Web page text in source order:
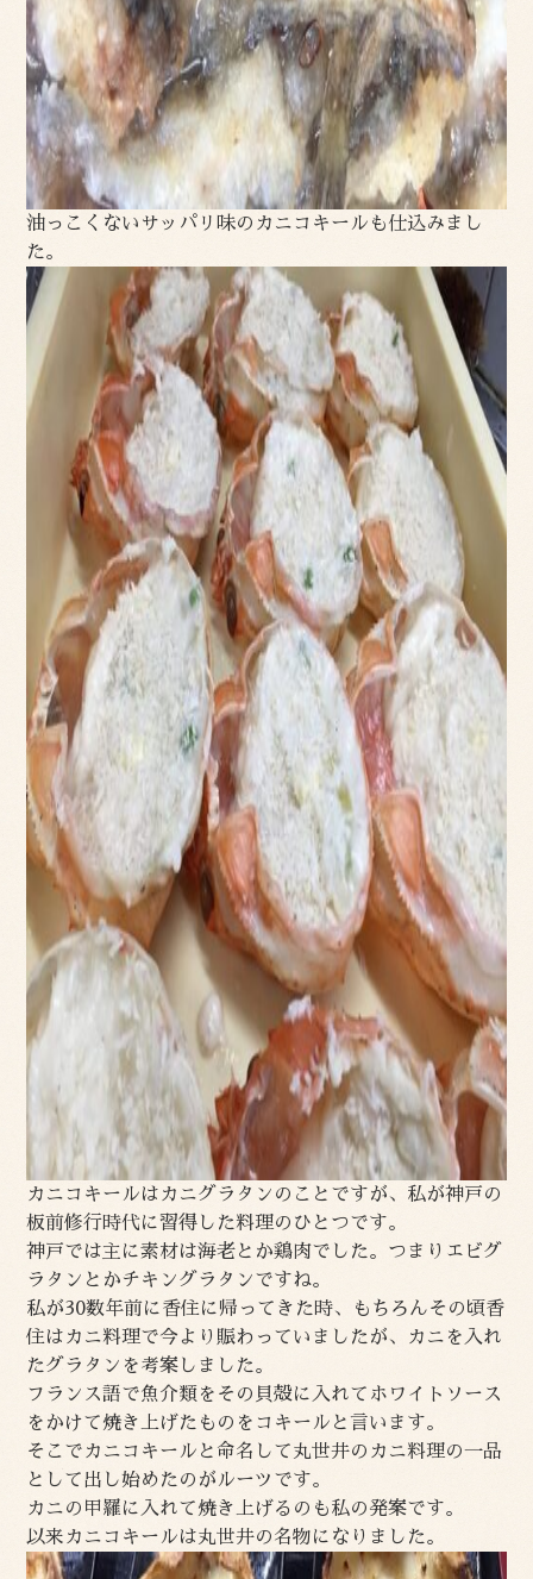
油っこくないサッパリ味のカニコキールも仕込みまし
た。
カニコキールはカニグラタンのことですが、私が神戸の
板前修行時代に習得した料理のひとつです。
神戸では主に素材は海老とか鶏肉でした。つまりエビグ
ラタンとかチキングラタンですね。
私が30数年前に香住に帰ってきた時、もちろんその頃香
住はカニ料理で今より賑わっていましたが、カニを入れ
たグラタンを考案しました。
フランス語で魚介類をその貝殻に入れてホワイトソース
をかけて焼き上げたものをコキールと言います。
そこでカニコキールと命名して丸世井のカニ料理の一品
として出し始めたのがルーツです。
カニの甲羅に入れて焼き上げるのも私の発案です。
以来カニコキールは丸世井の名物になりました。